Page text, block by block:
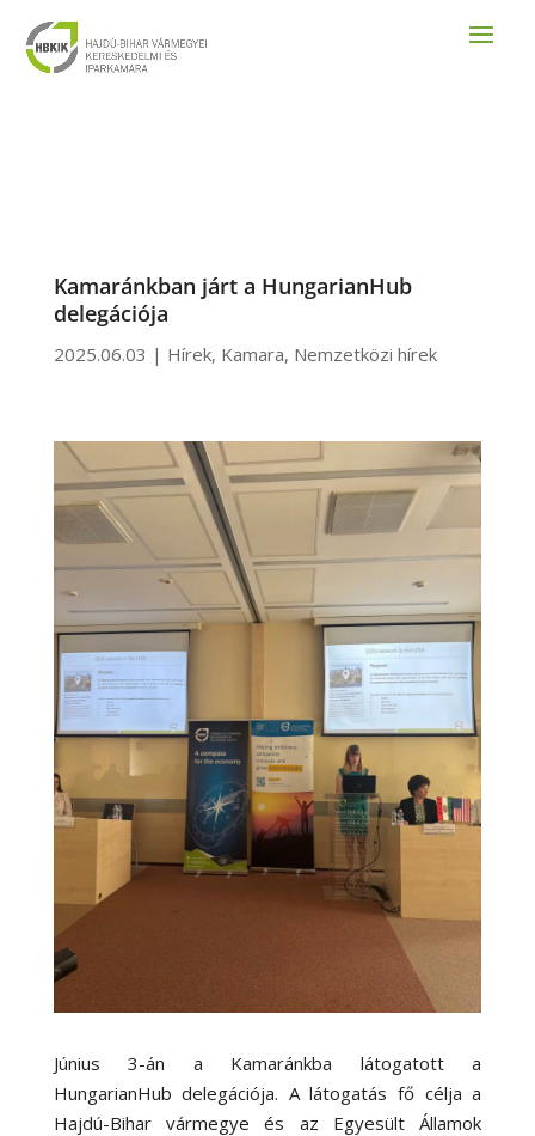
Kamaránkban járt a HungarianHub
delegációja
2025.06.03 | Hírek, Kamara, Nemzetközi hírek
Június 3-án a Kamaránkba látogatott a
HungarianHub delegációja. A látogatás fő célja a
Hajdú-Bihar vármegye és az Egyesült Államok